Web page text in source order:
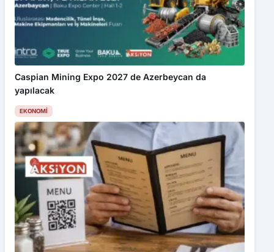
Caspian Mining Expo 2027 de Azerbeycan da
yapılacak
EKONOMI